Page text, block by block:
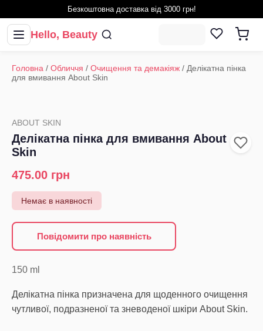
Безкоштовна доставка від 3000 грн!
Hello, Beauty
Головна / Обличчя / Очищення та демакіяж / Делікатна пінка
для вмивання About Skin
ABOUT SKIN
Делікатна пінка для вмивання About
Skin
475.00 грн
Немає в наявності
Повідомити про наявність
150 ml
Делікатна пінка призначена для щоденного очищення
чутливої, подразненої та зневоденої шкіри About Skin.